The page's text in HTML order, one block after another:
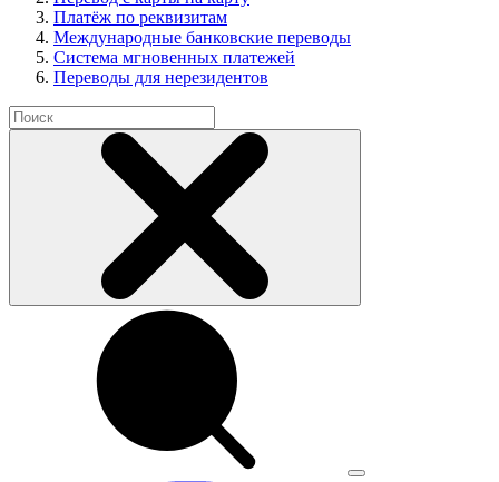
Платёж по реквизитам
Международные банковские переводы
Система мгновенных платежей
Переводы для нерезидентов